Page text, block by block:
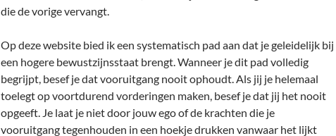
die de vorige vervangt.
Op deze website bied ik een systematisch pad aan dat je geleidelijk bij
een hogere bewustzijnsstaat brengt. Wanneer je dit pad volledig
begrijpt, besef je dat vooruitgang nooit ophoudt. Als jij je helemaal
toelegt op voortdurend vorderingen maken, besef je dat jij het nooit
opgeeft. Je laat je niet door jouw ego of de krachten die je
vooruitgang tegenhouden in een hoekje drukken vanwaar het lijkt